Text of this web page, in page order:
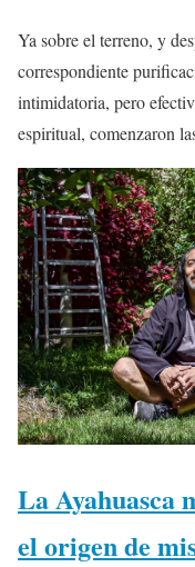
Ya sobre el terreno, y
correspondiente
intimidatoria, pero
espiritual, comenzaron
La Ayahuasca
el origen de